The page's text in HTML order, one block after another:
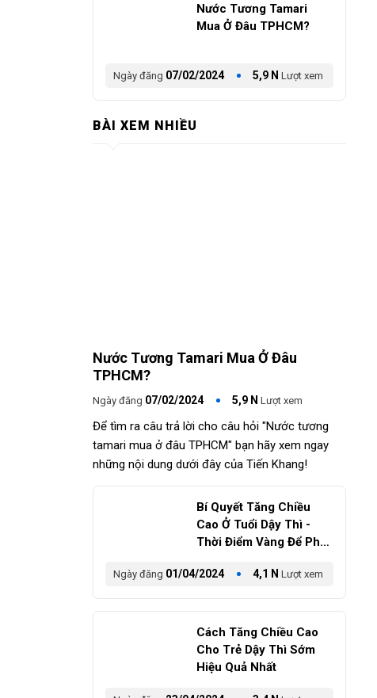
Nước Tương Tamari
Mua Ở Đâu TPHCM?
Ngày đăng 07/02/2024 5,9 N Lượt xem
BÀI XEM NHIỀU
Nước Tương Tamari Mua Ở Đâu
TPHCM?
Ngày đăng 07/02/2024 5,9 N Lượt xem
Để tìm ra câu trả lời cho câu hỏi "Nước tương
tamari mua ở đâu TPHCM" bạn hãy xem ngay
những nội dung dưới đây của Tiến Khang!
Bí Quyết Tăng Chiều
Cao Ở Tuổi Dậy Thì -
Thời Điểm Vàng Để Phát
Ngày đăng 01/04/2024 4,1 N Lượt xem
Cách Tăng Chiều Cao
Cho Trẻ Dậy Thì Sớm
Hiệu Quả Nhất